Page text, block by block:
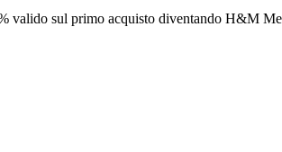
valido sul primo acquisto diventando H&M